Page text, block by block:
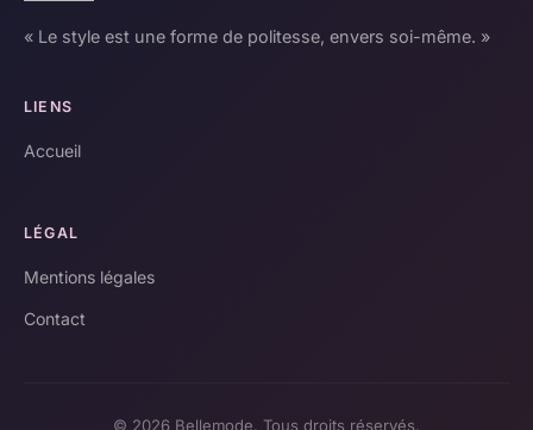
« Le style est une forme de politesse, envers soi-même. »
LIENS
Accueil
LÉGAL
Mentions légales
Contact
© 2026 Bellemode. Tous droits réservés.